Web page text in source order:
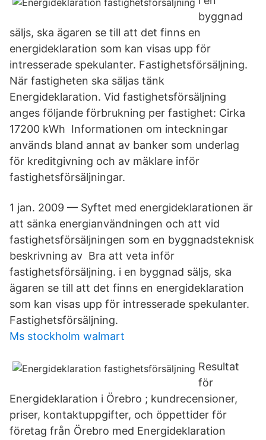
byggnad
säljs, ska ägaren se till att det finns en
energideklaration som kan visas upp för
intresserade spekulanter. Fastighetsförsäljning.
När fastigheten ska säljas tänk
Energideklaration. Vid fastighetsförsäljning
anges följande förbrukning per fastighet: Cirka
17200 kWh Informationen om inteckningar
används bland annat av banker som underlag
för kreditgivning och av mäklare inför
fastighetsförsäljningar.
1 jan. 2009 — Syftet med energideklarationen är
att sänka energianvändningen och att vid
fastighetsförsäljningen som en byggnadsteknisk
beskrivning av Bra att veta inför
fastighetsförsäljning. i en byggnad säljs, ska
ägaren se till att det finns en energideklaration
som kan visas upp för intresserade spekulanter.
Fastighetsförsäljning.
Ms stockholm walmart
Resultat
för
Energideklaration i Örebro ; kundrecensioner,
priser, kontaktuppgifter, och öppettider för
företag från Örebro med Energideklaration